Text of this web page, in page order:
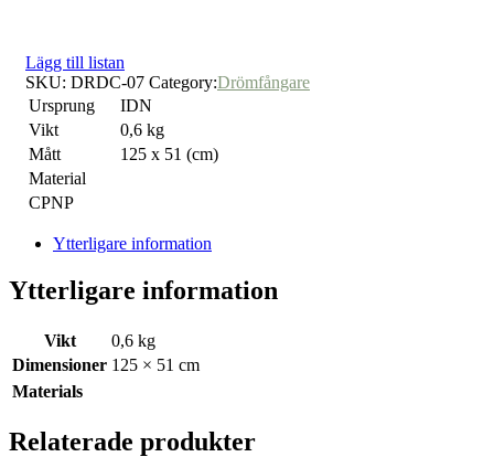
Lägg till listan
SKU: DRDC-07 Category:Drömfångare
Ursprung
IDN
Vikt
0,6 kg
Mått
125 x 51 (cm)
Material
CPNP
Ytterligare information
Ytterligare information
Vikt
0,6 kg
Dimensioner 125 × 51 cm
Materials
Relaterade produkter